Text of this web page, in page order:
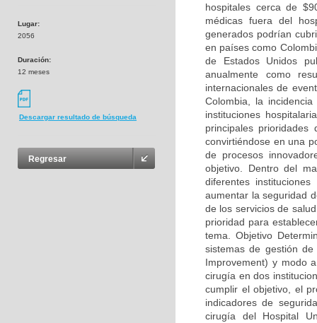
Lugar:
2056
Duración:
12 meses
Descargar resultado de búsqueda
Regresar
hospitales cerca de
médicas fuera del
generados podrían
en países como
de Estados Unidos
anualmente como
internacionales de
Colombia, la
instituciones
principales prioridades
convirtiéndose en una
de procesos
objetivo. Dentro del
diferentes
aumentar la seguridad
de los servicios de
prioridad para
tema. Objetivo
sistemas de gestión
Improvement) y modo
cirugía en dos
cumplir el objetivo, el
indicadores de
cirugía del Hospital